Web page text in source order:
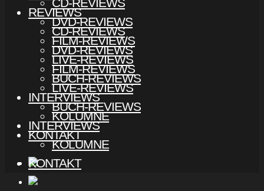
DVD-REVIEWS
FILM-REVIEWS
LIVE-REVIEWS
BUCH-REVIEWS
INTERVIEWS
KOLUMNE
KONTAKT
REVIEWS
CD-REVIEWS
DVD-REVIEWS
FILM-REVIEWS
LIVE-REVIEWS
BUCH-REVIEWS
INTERVIEWS
KOLUMNE
KONTAKT